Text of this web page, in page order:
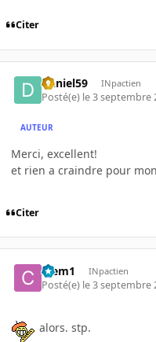
Citer
Daniel59 INpactien
Posté(e) le 3 septembre
AUTEUR
Merci, excellent!
et rien a craindre pour
Citer
Clem1 INpactien
Posté(e) le 3 septembre
alors. stp.